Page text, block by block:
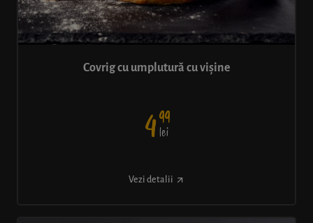
Covrig cu umplutură cu vișine
499
lei
Vezi detalii